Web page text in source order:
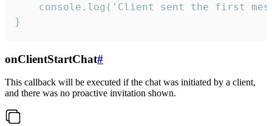
console.log('Client sent the first
}
onClientStartChat#
This callback will be executed if the chat was initiated by a client,
and there was no proactive invitation shown.